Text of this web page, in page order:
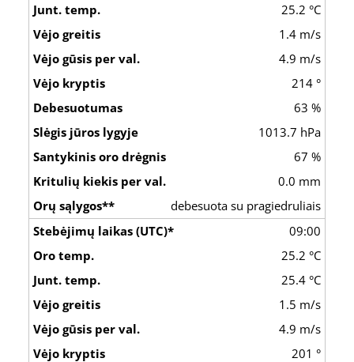
25.2 °C
1.4 m/s
4.9 m/s
214 °
63 %
1013.7 hPa
67 %
0.0 mm
debesuota su pragiedruliais
09:00
25.2 °C
25.4 °C
1.5 m/s
4.9 m/s
201 °